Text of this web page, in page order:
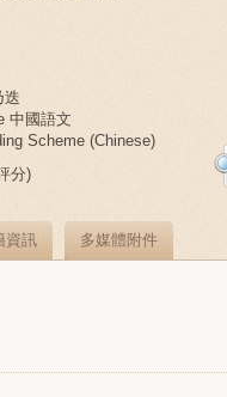
迭
中國語文
Scheme (Chinese)
分)
資訊 多媒體附件